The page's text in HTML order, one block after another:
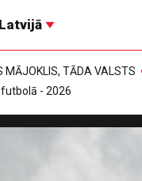
Latvijā
MĀJOKLIS, TĀDA VALSTS
futbolā - 2026